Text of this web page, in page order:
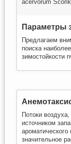
acervorum
Параметры
Предлагаем
поиска
зимостойкости
Потоки
источником
значительное